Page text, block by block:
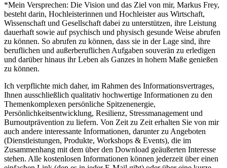
*Mein Versprechen: Die Vision und das Ziel von mir, Markus Frey,
besteht darin, Hochleisterinnen und Hochleister aus Wirtschaft,
Wissenschaft und Gesellschaft dabei zu unterstützen, ihre Leistung
dauerhaft sowie auf psychisch und physisch gesunde Weise abrufen
zu können. So abrufen zu können, dass sie in der Lage sind, ihre
beruflichen und außerberuflichen Aufgaben souverän zu erledigen
und darüber hinaus ihr Leben als Ganzes in hohem Maße genießen
zu können.
Ich verpflichte mich daher, im Rahmen des Informationsvertrages,
Ihnen ausschließlich qualitativ hochwertige Informationen zu den
Themenkomplexen persönliche Spitzenenergie,
Persönlichkeitsentwicklung, Resilienz, Stressmanagement und
Burnoutprävention zu liefern. Von Zeit zu Zeit erhalten Sie von mir
auch andere interessante Informationen, darunter zu Angeboten
(Dienstleistungen, Produkte, Workshops & Events), die im
Zusammenhang mit dem über den Download geäußerten Interesse
stehen. Alle kostenlosen Informationen können jederzeit über einen